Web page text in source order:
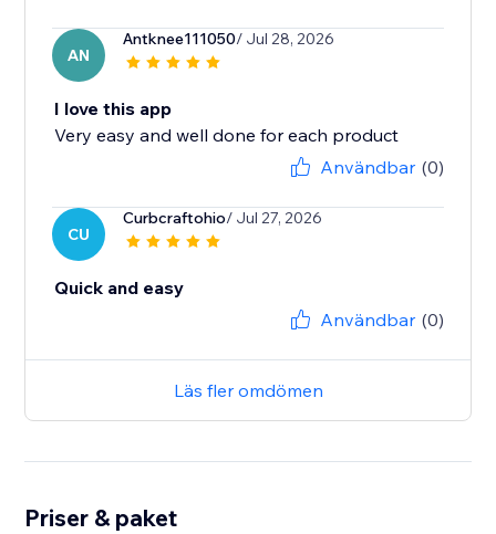
AN
Antknee111050/ Jul 28, 2026
I love this app
Very easy and well done for each product
Användbar (0)
CU
Curbcraftohio/ Jul 27, 2026
Quick and easy
Användbar (0)
Läs fler omdömen
Priser & paket